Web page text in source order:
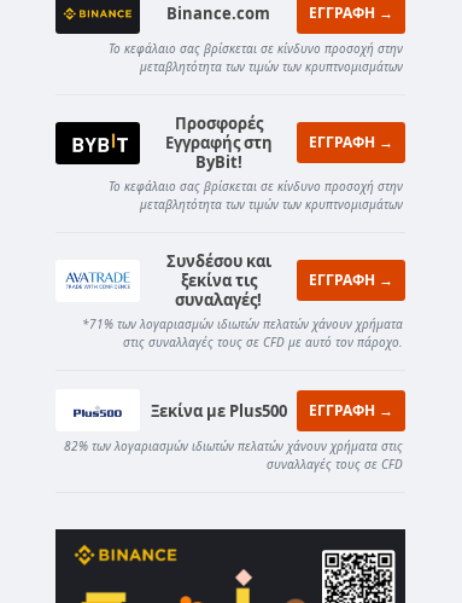
Binance.com ΕΓΓΡΑΦΗ →
Το κεφάλαιο σας βρίσκεται σε κίνδυνο προσοχή στην
μεταβλητότητα των τιμών των κρυπτνομισμάτων
Προσφορές
Εγγραφής στη
ByBit!
ΕΓΓΡΑΦΗ →
Το κεφάλαιο σας βρίσκεται σε κίνδυνο προσοχή στην
μεταβλητότητα των τιμών των κρυπτνομισμάτων
Συνδέσου και
ξεκίνα τις
συναλαγές!
ΕΓΓΡΑΦΗ →
*71% των λογαριασμών ιδιωτών πελατών χάνουν χρήματα
στις συναλλαγές τους σε CFD με αυτό τον πάροχο.
Ξεκίνα με Plus500 ΕΓΓΡΑΦΗ →
82% των λογαριασμών ιδιωτών πελατών χάνουν χρήματα στις
συναλλαγές τους σε CFD